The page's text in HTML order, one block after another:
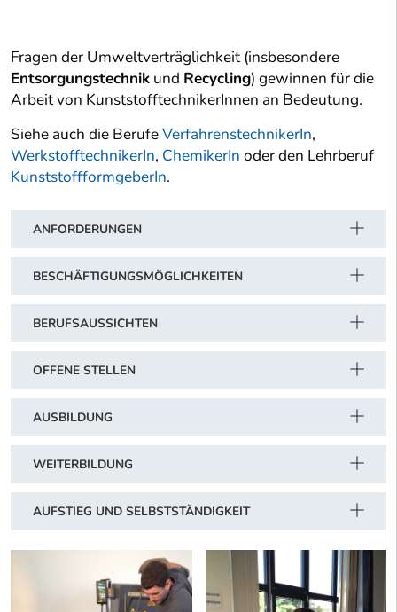
Fragen der Umweltverträglichkeit (insbesondere
Entsorgungstechnik und Recycling) gewinnen für die
Arbeit von KunststofftechnikerInnen an Bedeutung.
Siehe auch die BerufeVerfahrenstechnikerIn,
WerkstofftechnikerIn, ChemikerIn oder den Lehrberuf
KunststoffformgeberIn.
ANFORDERUNGEN
BESCHÄFTIGUNGSMÖGLICHKEITEN
BERUFSAUSSICHTEN
OFFENE STELLEN
AUSBILDUNG
WEITERBILDUNG
AUFSTIEG UND SELBSTSTÄNDIGKEIT